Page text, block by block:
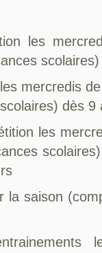
les
mercredis
dès 9
les
la saison